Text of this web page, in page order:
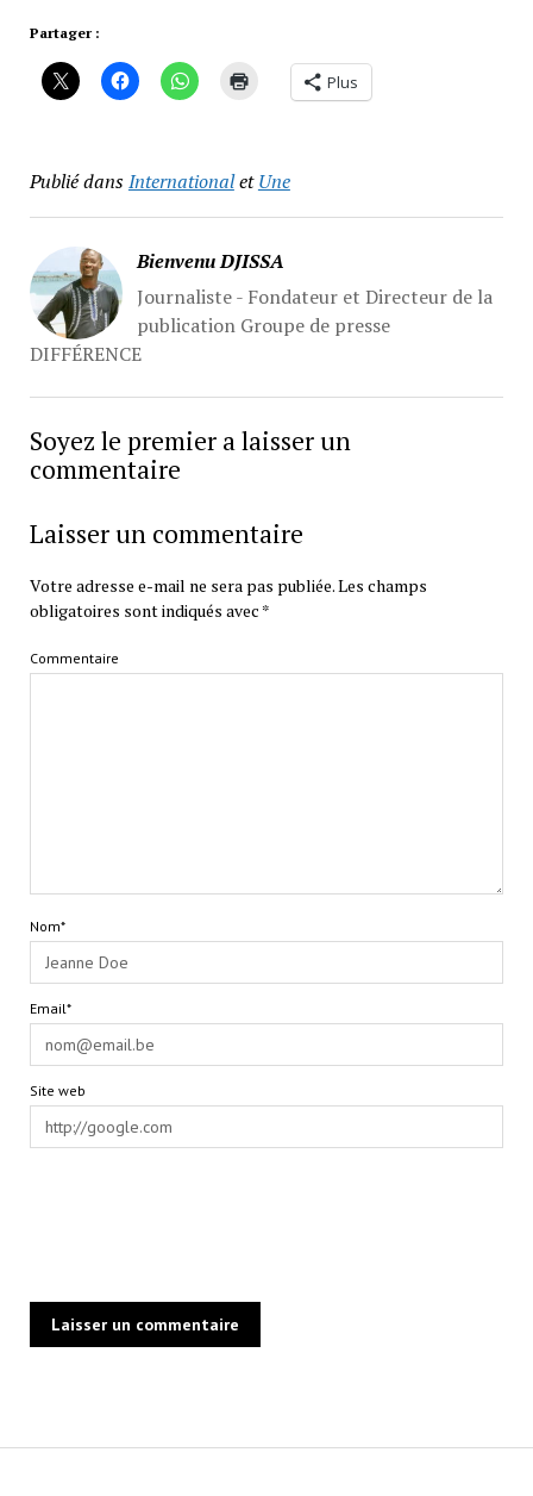
Partager :
Plus
Publié dansInternationaletUne
Bienvenu DJISSA
Journaliste - Fondateur et Directeur de la
publication Groupe de presse
DIFFÉRENCE
Soyez le premier a laisser un
commentaire
Laisser un commentaire
Votre adresse e-mail ne sera pas publiée.Les champs
obligatoires sont indiqués avec *
Commentaire
Nom*
Email*
Site web